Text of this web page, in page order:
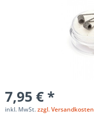
7,95 € *
inkl. MwSt.zzgl. Versandkosten